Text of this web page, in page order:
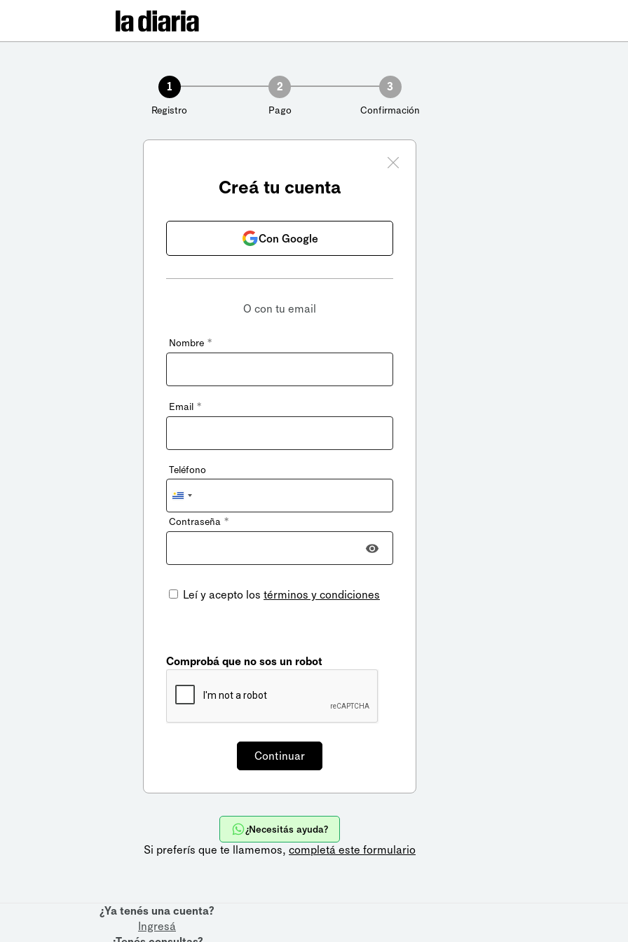
1
Registro
2
Pago
3
Confirmación
Creá tu cuenta
Con Google
O con tu email
Nombre *
Email *
Teléfono
Uruguay
+598
Contraseña *
Leí y acepto los términos y condiciones
Comprobá que no sos un robot
¿Necesitás ayuda?
Si preferís que te llamemos, completá este formulario
¿Ya tenés una cuenta?
Ingresá